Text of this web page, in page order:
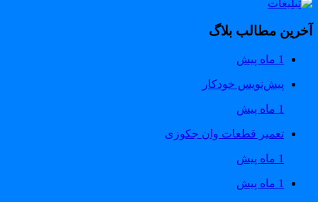
مطالب بلاگ
1 ماه پیش
پیش‌نویس خودکار
تعمیر قطعات وان جکوزی
1 ماه پیش